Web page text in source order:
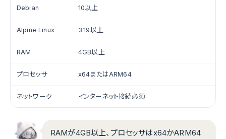
Debian 10以上
Alpine Linux 3.19以上
RAM 4GB以上
プロセッサ x64またはARM64
ネットワーク インターネット接続必須
RAMが4GB以上、プロセッサはx64かARM64